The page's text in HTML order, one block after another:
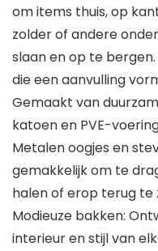
om items thuis, op
zolder of andere
slaan en op te
die een aanvulling
Gemaakt van
katoen en PVE-
Metalen oogjes en
gemakkelijk om te
halen of erop terug te
Modieuze bakken:
interieur en stijl van